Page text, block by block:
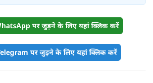
पर जुड़ने के लिए यहां क्लिक करें
पर जुड़ने के लिए यहां क्लिक करें